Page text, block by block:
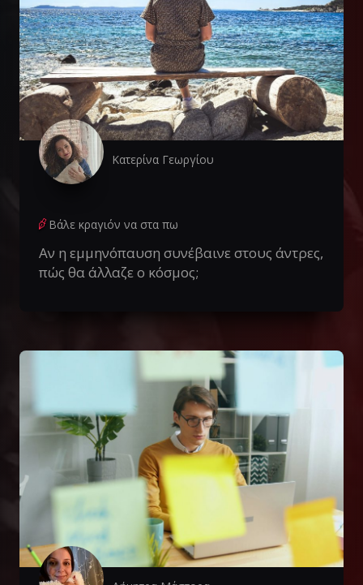
Κατερίνα Γεωργίου
Βάλε κραγιόν να στα πω
Αν η εμμηνόπαυση συνέβαινε στους άντρες,
πώς θα άλλαζε ο κόσμος;